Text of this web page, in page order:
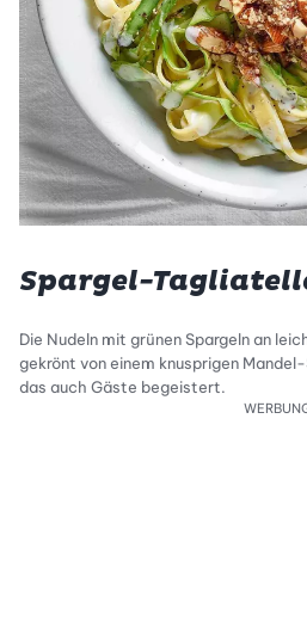
Spargel-
Die Nudeln mit grünen Spargeln an
gekrönt von einem knusprigen
das auch Gäste begeistert.